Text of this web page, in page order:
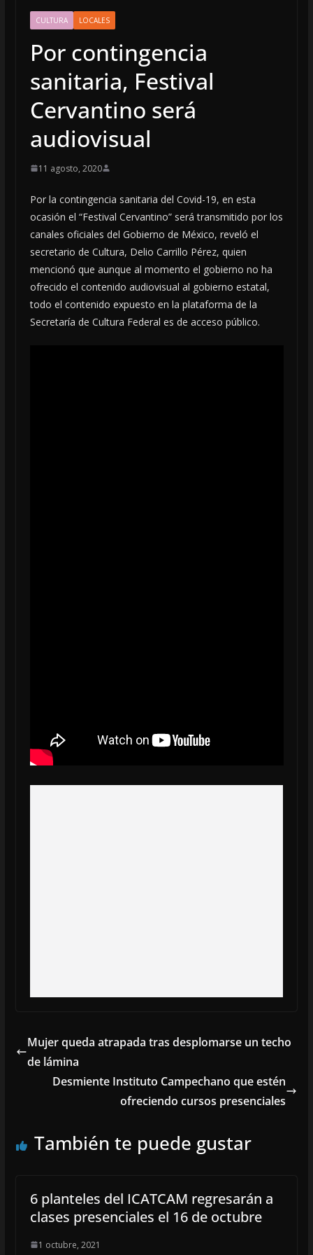
CULTURA LOCALES
Por contingencia
sanitaria, Festival
Cervantino será
audiovisual
11 agosto, 2020
Por la contingencia sanitaria del Covid-19, en esta
ocasión el “Festival Cervantino” será transmitido por los
canales oficiales del Gobierno de México, reveló el
secretario de Cultura, Delio Carrillo Pérez, quien
mencionó que aunque al momento el gobierno no ha
ofrecido el contenido audiovisual al gobierno estatal,
todo el contenido expuesto en la plataforma de la
Secretaría de Cultura Federal es de acceso público.
Mujer queda atrapada tras desplomarse un techo
de lámina
Desmiente Instituto Campechano que estén
ofreciendo cursos presenciales
También te puede gustar
6 planteles del ICATCAM regresarán a
clases presenciales el 16 de octubre
1 octubre, 2021